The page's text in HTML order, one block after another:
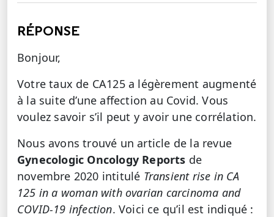
RÉPONSE
Bonjour,
Votre taux de CA125 a légèrement augmenté
à la suite d’une affection au Covid. Vous
voulez savoir s’il peut y avoir une corrélation.
Nous avons trouvé un article de la revue
Gynecologic Oncology Reports de
novembre 2020 intitulé Transient rise in CA
125 in a woman with ovarian carcinoma and
COVID-19 infection. Voici ce qu’il est indiqué :